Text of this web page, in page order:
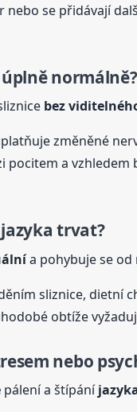
se přidávají
normálně?
bez
změněné
a
jazyka trvat?
a pohybuje se od
sliznice, dietní
obtíže
nebo
pálení a štípání